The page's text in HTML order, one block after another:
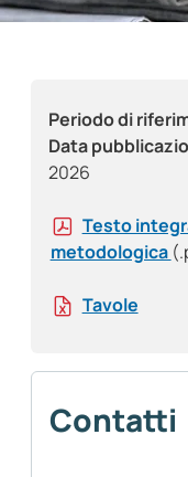
Periodo di
Data
2026
Testo
metodologica
Tavole
Contatti